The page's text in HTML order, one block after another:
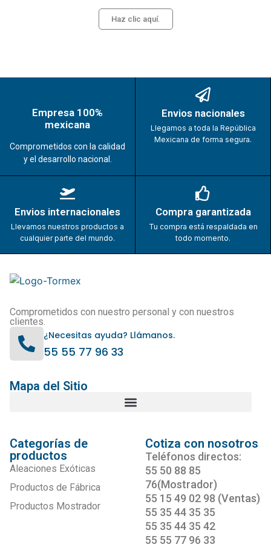
Haz clic aquí.
Empresa 100%
mexicana
Comprometidos con la calidad
y el desarrollo nacional.
Envios nacionales
Llegamos a toda la República
Mexicana de forma segura.
Envios internacionales
Llevamos nuestros productos a
cualquier parte del mundo.
Compra garantizada
Tu compra está respaldada en
todo momento.
Comprometidos con nuestro personal y con nuestros
clientes.
¿Necesitas ayuda? Llámanos.
55 55 77 96 33
Mapa del Sitio
Categorías de
productos
Aleaciones Exóticas
Productos de Fábrica
Productos Mostrador
Cotiza con nosotros
Teléfonos directos:
55 50 88 85
76(Mostrador)
55 15 49 02 98 (Ventas)
55 35 44 35 35
55 35 44 35 42
55 55 77 96 33